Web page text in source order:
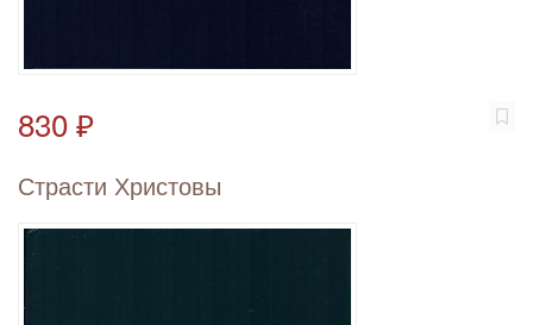
830 ₽
Страсти Христовы